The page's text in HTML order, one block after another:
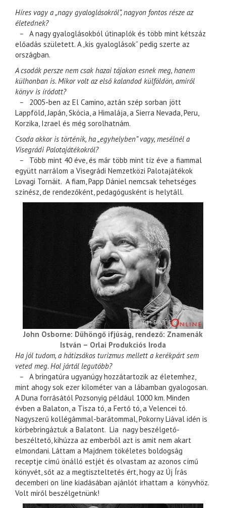
Híres vagy a „nagy gyaloglásokról”, nagyon fontos része az
életednek?
– A nagy gyaloglásokból útinaplók és több mint kétszáz
előadás született. A „kis gyaloglások” pedig szerte az
országban.
A csodák persze nem csak hazai tájakon esnek meg, hanem
külhonban is. Mikor volt az első kalandod külföldön, amiről
könyv is íródott?
– 2005-ben az El Camino, aztán szép sorban jött
Lappföld, Japán, Skócia, a Himalája, a Sierra Nevada, Peru,
Korzika, Izrael és még sorolhatnám.
Csoda akkor is történik, ha „egyhelyben” vagy, mesélnél a
Visegrádi Palotajátékokról?
– Több mint 40 éve, és már több mint tíz éve a fiammal
együtt narrálom a Visegrádi Nemzetközi Palotajátékok
Lovagi Tornáit. A fiam, Papp Dániel nemcsak tehetséges
színész, de rendezőként, pedagógusként is helytáll.
John Osborne: Dühöngő ifjúság, rendező: Znamenák
István – Orlai Produkciós Iroda
Ha jól tudom, a hátizsákos turizmus mellett a kerékpárt sem
veted meg. Hol jártál legutóbb?
– A bringatúra ugyanúgy hozzátartozik az életemhez,
mint ahogy sok ezer kilométer van a lábamban gyalogosan.
A Duna forrásától Pozsonyig például 1000 km. Minden
évben a Balaton, a Tisza tó, a Fertő tó, a Velencei tó.
Nagyszerű kollégámmal-barátommal, Pokorny Liával idén is
körbebringáztuk a Balatont. Lia nagy beszélgető-
beszéltető, kihúzza az emberből azt is amit nem akart
elmondani. Láttam a Majdnem tökéletes boldogság
receptje című önálló estjét és olvastam az azonos című
könyvét, sőt az a megtiszteltetés ért, hogy az Új Írás
decemberi on line kiadásában ajánlót írhattam a könyvhöz.
Volt miről beszélgetnünk!